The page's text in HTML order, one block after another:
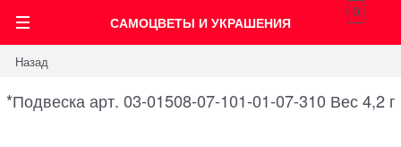
САМОЦВЕТЫ И УКРАШЕНИЯ
0
Назад
*Подвеска арт. 03-01508-07-101-01-07-310 Вес 4,2 г